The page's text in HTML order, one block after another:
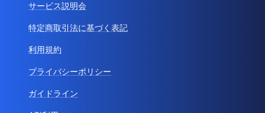
サービス説明会
特定商取引法に基づく表記
利用規約
プライバシーポリシー
ガイドライン